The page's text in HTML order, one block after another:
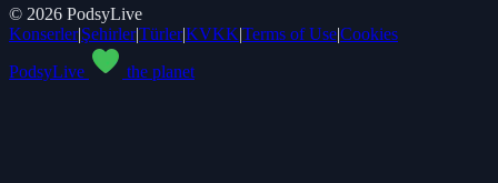
© 2026 PodsyLive
Konserler|Şehirler|Türler|KVKK|Terms of Use|Cookies
PodsyLive
the planet